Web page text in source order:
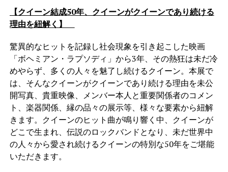
【クイーン結成50年、クイーンがクイーンであり続ける
理由を紐解く】
驚異的なヒットを記録し社会現象を引き起こした映画
「ボヘミアン・ラプソディ」から3年、その熱狂は未だ冷
めやらず、多くの人々を魅了し続けるクイーン。本展で
は、そんなクイーンがクイーンであり続ける理由を未公
開写真、貴重映像、メンバー本人と重要関係者のコメン
ト、楽器関係、縁の品々の展示等、様々な要素から紐解
きます。クイーンのヒット曲が鳴り響く中、クイーンが
どこで生まれ、伝説のロックバンドとなり、未だ世界中
の人々から愛され続けるクイーンの特別な50年をご堪能
いただきます。